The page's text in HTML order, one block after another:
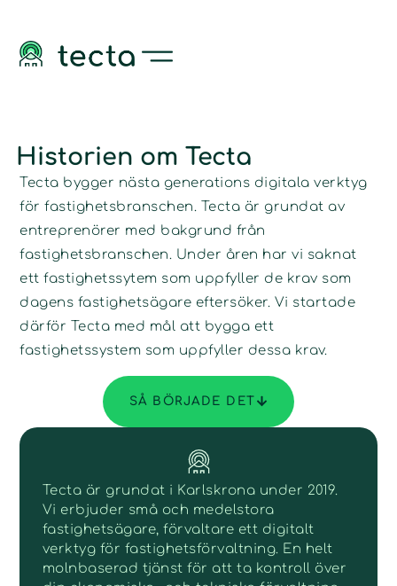
Historien om Tecta
Tecta bygger nästa generations digitala verktyg
för fastighetsbranschen. Tecta är grundat av
entreprenörer med bakgrund från
fastighetsbranschen. Under åren har vi saknat
ett fastighetssytem som uppfyller de krav som
dagens fastighetsägare eftersöker. Vi startade
därför Tecta med mål att bygga ett
fastighetssystem som uppfyller dessa krav.
SÅ BÖRJADE DET
Tecta är grundat i Karlskrona under 2019.
Vi erbjuder små och medelstora
fastighetsägare, förvaltare ett digitalt
verktyg för fastighetsförvaltning. En helt
molnbaserad tjänst för att ta kontroll över